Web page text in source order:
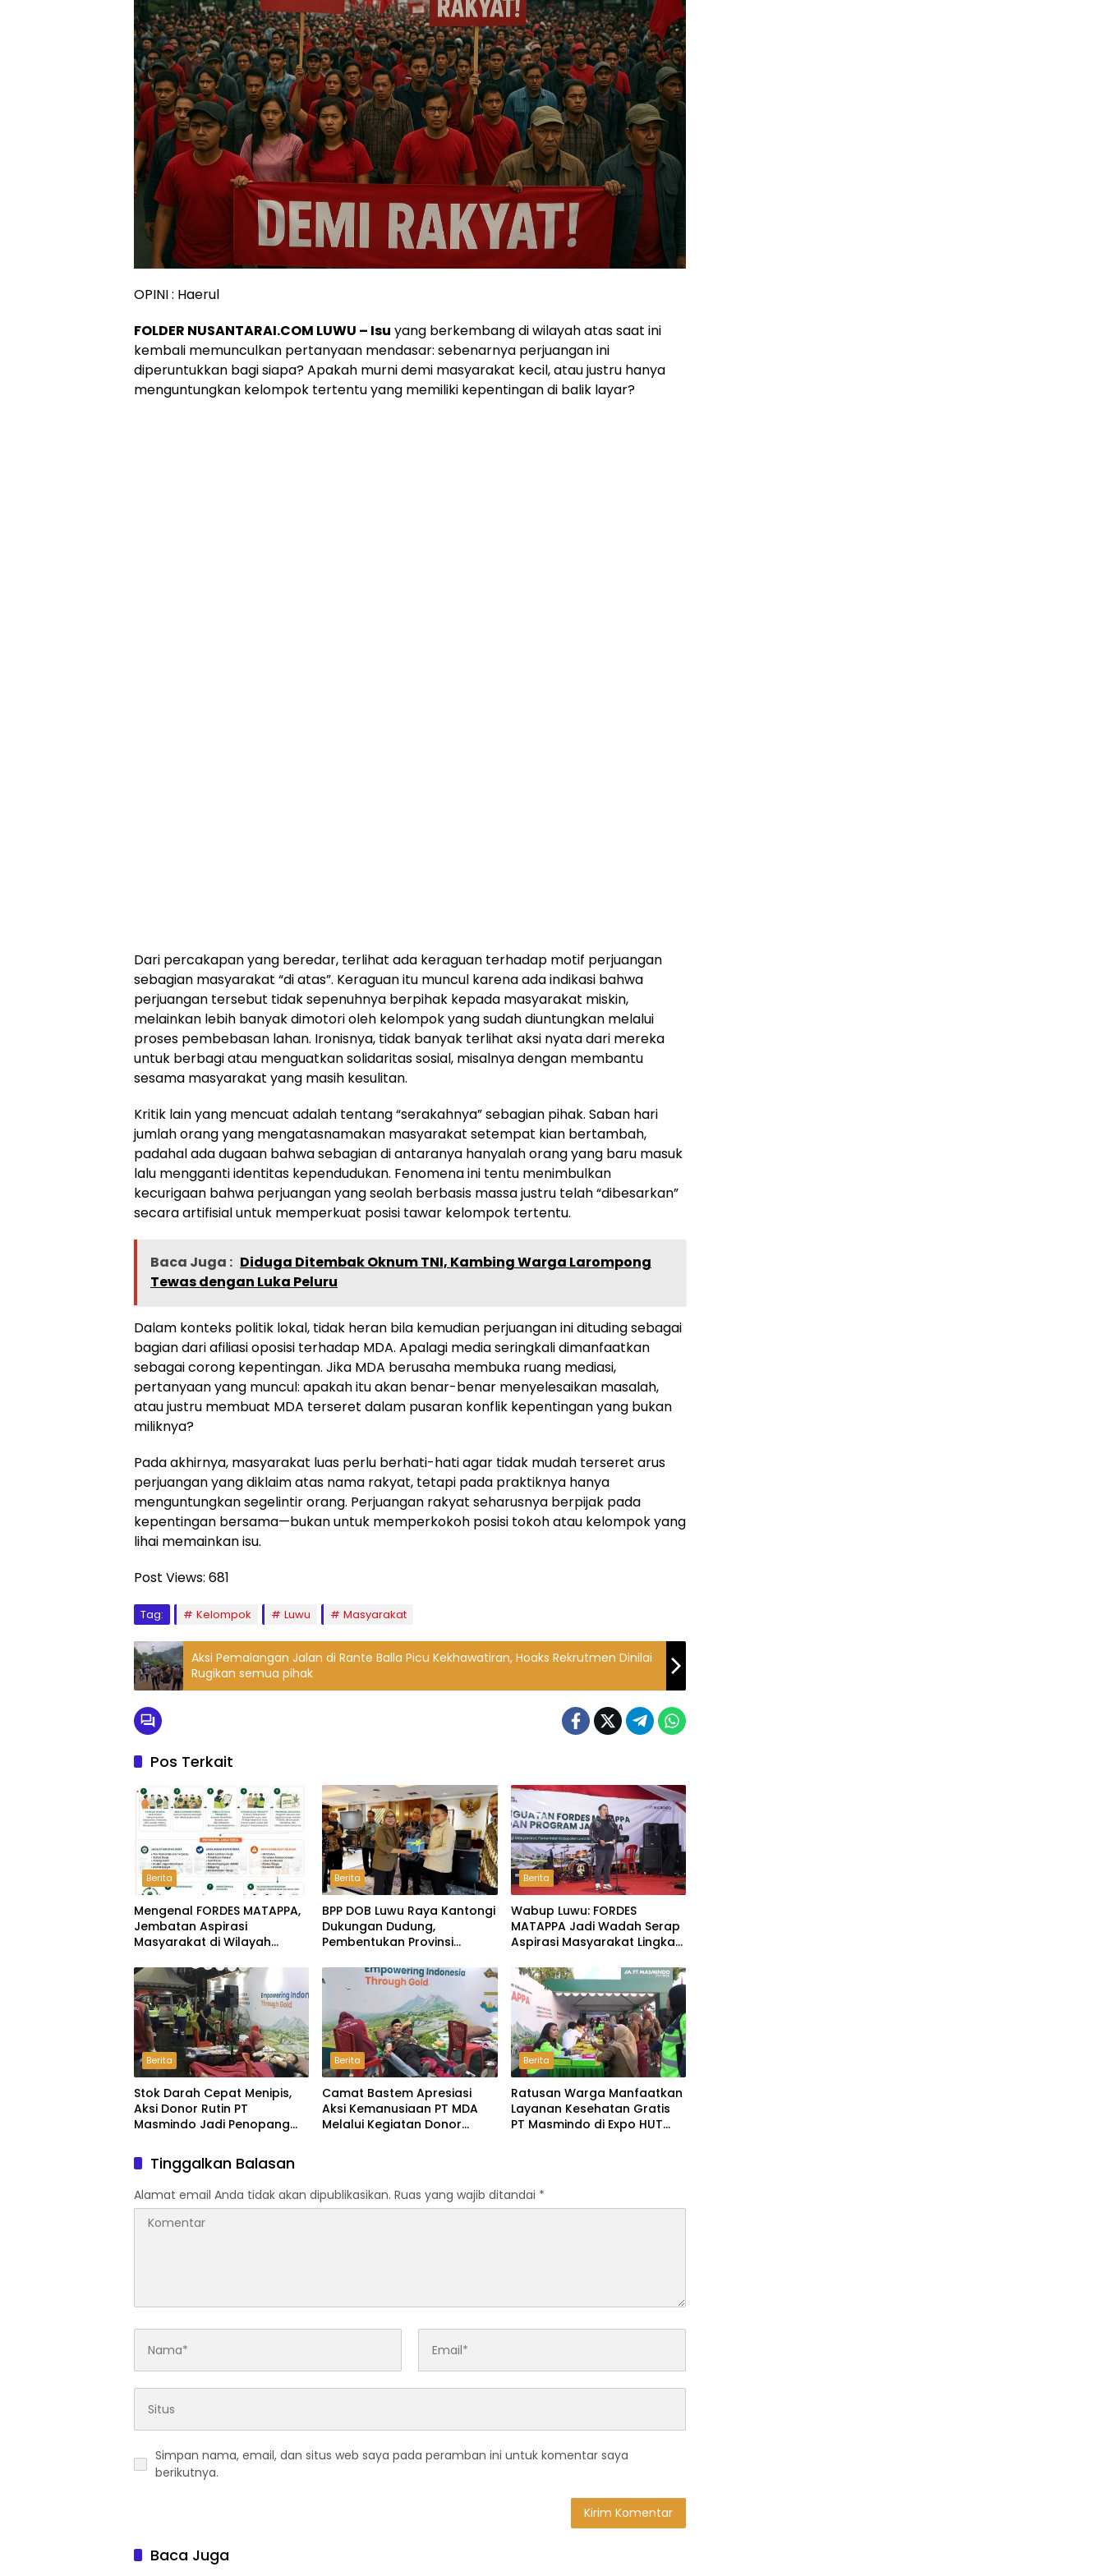
OPINI : Haerul
FOLDER NUSANTARAI.COM LUWU – Isu yang berkembang di wilayah atas saat ini
kembali memunculkan pertanyaan mendasar: sebenarnya perjuangan ini
diperuntukkan bagi siapa? Apakah murni demi masyarakat kecil, atau justru hanya
menguntungkan kelompok tertentu yang memiliki kepentingan di balik layar?
Dari percakapan yang beredar, terlihat ada keraguan terhadap motif perjuangan
sebagian masyarakat “di atas”. Keraguan itu muncul karena ada indikasi bahwa
perjuangan tersebut tidak sepenuhnya berpihak kepada masyarakat miskin,
melainkan lebih banyak dimotori oleh kelompok yang sudah diuntungkan melalui
proses pembebasan lahan. Ironisnya, tidak banyak terlihat aksi nyata dari mereka
untuk berbagi atau menguatkan solidaritas sosial, misalnya dengan membantu
sesama masyarakat yang masih kesulitan.
Kritik lain yang mencuat adalah tentang “serakahnya” sebagian pihak. Saban hari
jumlah orang yang mengatasnamakan masyarakat setempat kian bertambah,
padahal ada dugaan bahwa sebagian di antaranya hanyalah orang yang baru masuk
lalu mengganti identitas kependudukan. Fenomena ini tentu menimbulkan
kecurigaan bahwa perjuangan yang seolah berbasis massa justru telah “dibesarkan”
secara artifisial untuk memperkuat posisi tawar kelompok tertentu.
Baca Juga : Diduga Ditembak Oknum TNI, Kambing Warga Larompong
Tewas dengan Luka Peluru
Dalam konteks politik lokal, tidak heran bila kemudian perjuangan ini dituding sebagai
bagian dari afiliasi oposisi terhadap MDA. Apalagi media seringkali dimanfaatkan
sebagai corong kepentingan. Jika MDA berusaha membuka ruang mediasi,
pertanyaan yang muncul: apakah itu akan benar-benar menyelesaikan masalah,
atau justru membuat MDA terseret dalam pusaran konflik kepentingan yang bukan
miliknya?
Pada akhirnya, masyarakat luas perlu berhati-hati agar tidak mudah terseret arus
perjuangan yang diklaim atas nama rakyat, tetapi pada praktiknya hanya
menguntungkan segelintir orang. Perjuangan rakyat seharusnya berpijak pada
kepentingan bersama—bukan untuk memperkokoh posisi tokoh atau kelompok yang
lihai memainkan isu.
Post Views: 681
Tag: Kelompok Luwu Masyarakat
Aksi Pemalangan Jalan di Rante Balla Picu Kekhawatiran, Hoaks Rekrutmen Dinilai
Rugikan semua pihak
Pos Terkait
Berita
Mengenal FORDES MATAPPA,
Jembatan Aspirasi
Masyarakat di Wilayah
Berita
BPP DOB Luwu Raya Kantongi
Dukungan Dudung,
Pembentukan Provinsi
Rekomendasi Pemerintah
Berita
Wabup Luwu: FORDES
MATAPPA Jadi Wadah Serap
Aspirasi Masyarakat Lingkar
Berita
Stok Darah Cepat Menipis,
Aksi Donor Rutin PT
Masmindo Jadi Penopang
Berita
Camat Bastem Apresiasi
Aksi Kemanusiaan PT MDA
Melalui Kegiatan Donor
Berita
Ratusan Warga Manfaatkan
Layanan Kesehatan Gratis
PT Masmindo di Expo HUT
Tinggalkan Balasan
Alamat email Anda tidak akan dipublikasikan. Ruas yang wajib ditandai *
Simpan nama, email, dan situs web saya pada peramban ini untuk komentar saya
berikutnya.
Baca Juga